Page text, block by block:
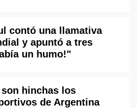
contó una llamativa
y apuntó a tres
un humo!"
hinchas los
de Argentina